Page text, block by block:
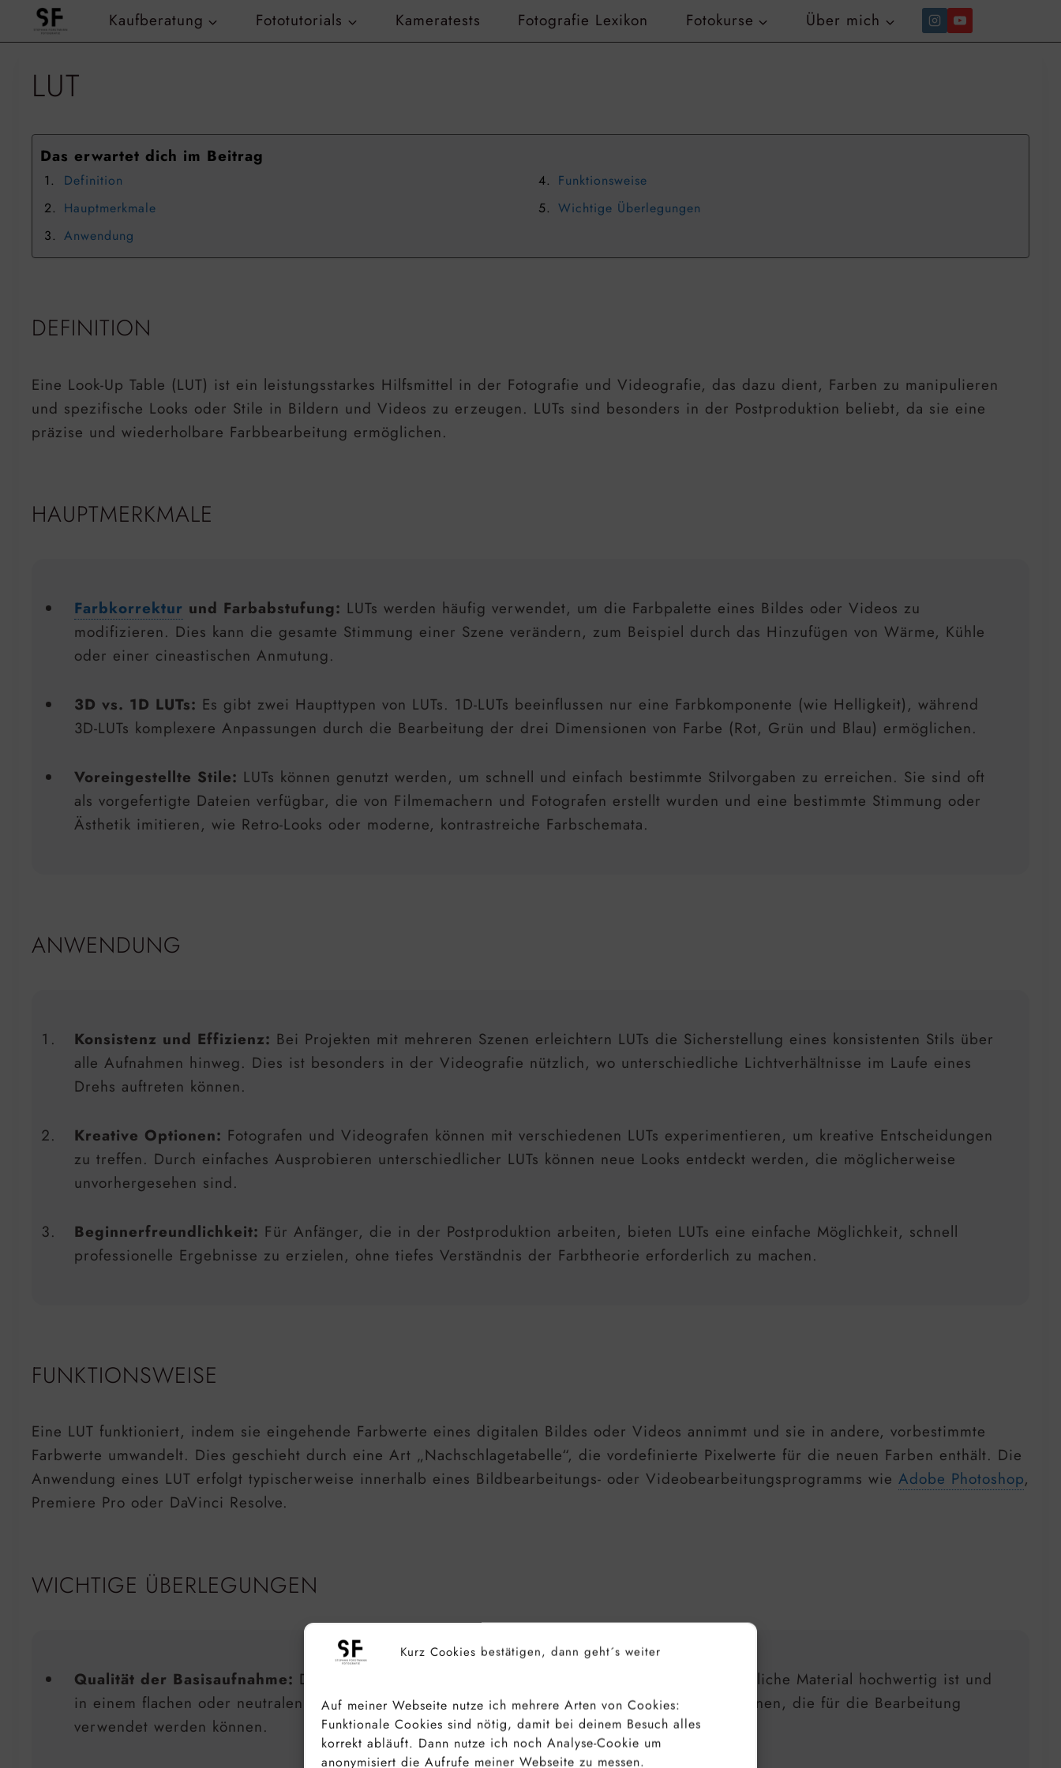
Kurz Cookies bestätigen, dann geht´s weiter
Auf meiner Webseite nutze ich mehrere Arten von Cookies:
Funktionale Cookies sind nötig, damit bei deinem Besuch alles
korrekt abläuft. Dann nutze ich noch Analyse-Cookie um
anonymisiert die Aufrufe meiner Webseite zu messen.
Kaufberatung Fototutorials Kameratests Fotografie Lexikon Fotokurse Über mich
LUT
Das erwartet dich im Beitrag
Definition
Hauptmerkmale
Anwendung
Funktionsweise
Wichtige Überlegungen
DEFINITION
Eine Look-Up Table (LUT) ist ein leistungsstarkes Hilfsmittel in der Fotografie und Videografie, das dazu dient, Farben zu manipulieren
und spezifische Looks oder Stile in Bildern und Videos zu erzeugen. LUTs sind besonders in der Postproduktion beliebt, da sie eine
präzise und wiederholbare Farbbearbeitung ermöglichen.
HAUPTMERKMALE
Farbkorrektur und Farbabstufung: LUTs werden häufig verwendet, um die Farbpalette eines Bildes oder Videos zu
modifizieren. Dies kann die gesamte Stimmung einer Szene verändern, zum Beispiel durch das Hinzufügen von Wärme, Kühle
oder einer cineastischen Anmutung.
3D vs. 1D LUTs: Es gibt zwei Haupttypen von LUTs. 1D-LUTs beeinflussen nur eine Farbkomponente (wie Helligkeit), während
3D-LUTs komplexere Anpassungen durch die Bearbeitung der drei Dimensionen von Farbe (Rot, Grün und Blau) ermöglichen.
Voreingestellte Stile: LUTs können genutzt werden, um schnell und einfach bestimmte Stilvorgaben zu erreichen. Sie sind oft
als vorgefertigte Dateien verfügbar, die von Filmemachern und Fotografen erstellt wurden und eine bestimmte Stimmung oder
Ästhetik imitieren, wie Retro-Looks oder moderne, kontrastreiche Farbschemata.
ANWENDUNG
Konsistenz und Effizienz: Bei Projekten mit mehreren Szenen erleichtern LUTs die Sicherstellung eines konsistenten Stils über
alle Aufnahmen hinweg. Dies ist besonders in der Videografie nützlich, wo unterschiedliche Lichtverhältnisse im Laufe eines
Drehs auftreten können.
Kreative Optionen: Fotografen und Videografen können mit verschiedenen LUTs experimentieren, um kreative Entscheidungen
zu treffen. Durch einfaches Ausprobieren unterschiedlicher LUTs können neue Looks entdeckt werden, die möglicherweise
unvorhergesehen sind.
Beginnerfreundlichkeit: Für Anfänger, die in der Postproduktion arbeiten, bieten LUTs eine einfache Möglichkeit, schnell
professionelle Ergebnisse zu erzielen, ohne tiefes Verständnis der Farbtheorie erforderlich zu machen.
FUNKTIONSWEISE
Eine LUT funktioniert, indem sie eingehende Farbwerte eines digitalen Bildes oder Videos annimmt und sie in andere, vorbestimmte
Farbwerte umwandelt. Dies geschieht durch eine Art „Nachschlagetabelle“, die vordefinierte Pixelwerte für die neuen Farben enthält. Die
Anwendung eines LUT erfolgt typischerweise innerhalb eines Bildbearbeitungs- oder Videobearbeitungsprogramms wie Adobe Photoshop,
Premiere Pro oder DaVinci Resolve.
WICHTIGE ÜBERLEGUNGEN
Qualität der Basisaufnahme: Die Anwendung eines LUT ist erfolgreicher, wenn das ursprüngliche Material hochwertig ist und
in einem flachen oder neutralen Profil aufgenommen wurde. Dies bewahrt mehr Farbinformationen, die für die Bearbeitung
verwendet werden können.